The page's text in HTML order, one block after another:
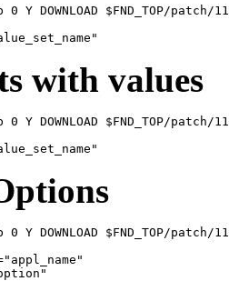
0 Y DOWNLOAD
with values
0 Y DOWNLOAD
0 Y DOWNLOAD